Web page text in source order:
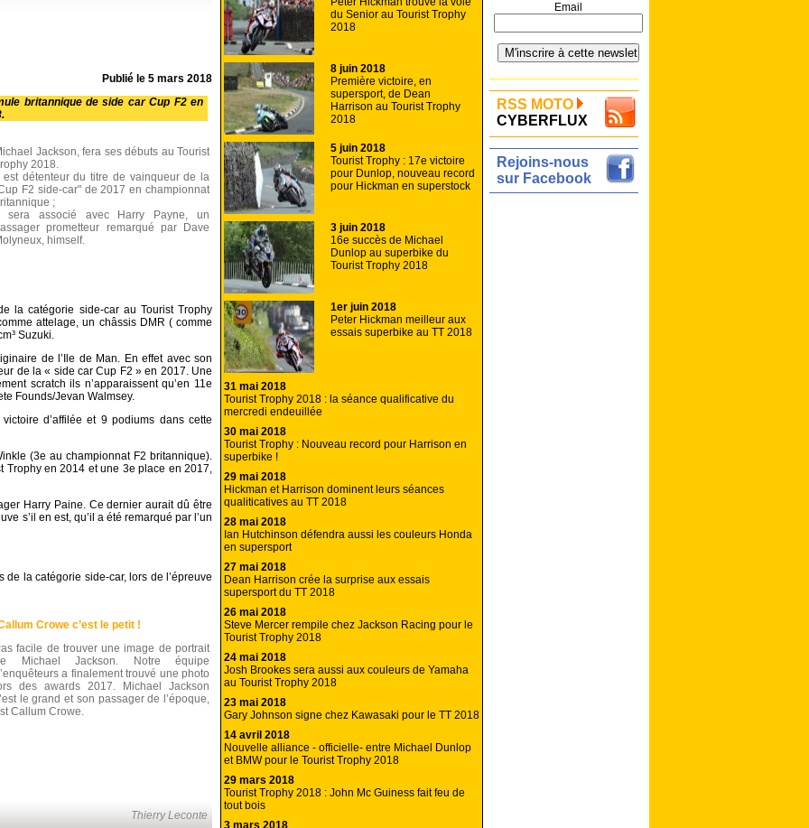
Publié le 5 mars 2018
britannique de side car Cup F2 en
Jackson, fera ses débuts au Tourist
2018.
est détenteur du titre de vainqueur de la
F2 side-car" de 2017 en championnat
;
sera associé avec Harry Payne, un
prometteur remarqué par Dave
himself.
la catégorie side-car au Tourist Trophy
attelage, un châssis DMR ( comme
Suzuki.
de l’Ile de Man. En effet avec son
de la « side car Cup F2 » en 2017. Une
scratch ils n’apparaissent qu’en 11e
Founds/Jevan Walmsey.
d’affilée et 9 podiums dans cette
(3e au championnat F2 britannique).
Trophy en 2014 et une 3e place en 2017,
Harry Paine. Ce dernier aurait dû être
s’il en est, qu’il a été remarqué par l’un
la catégorie side-car, lors de l’épreuve
Crowe c’est le petit !
facile de trouver une image de portrait
Michael Jackson. Notre équipe
a finalement trouvé une photo
des awards 2017. Michael Jackson
le grand et son passager de l’époque,
Callum Crowe.
Thierry Leconte
du Senior au Tourist Trophy
2018
8 juin 2018
Première victoire, en
supersport, de Dean
Harrison au Tourist Trophy
2018
5 juin 2018
Tourist Trophy : 17e victoire
pour Dunlop, nouveau record
pour Hickman en superstock
3 juin 2018
16e succès de Michael
Dunlop au superbike du
Tourist Trophy 2018
1er juin 2018
Peter Hickman meilleur aux
essais superbike au TT 2018
31 mai 2018
Tourist Trophy 2018 : la séance qualificative du
mercredi endeuillée
30 mai 2018
Tourist Trophy : Nouveau record pour Harrison en
superbike !
29 mai 2018
Hickman et Harrison dominent leurs séances
qualiticatives au TT 2018
28 mai 2018
Ian Hutchinson défendra aussi les couleurs Honda
en supersport
27 mai 2018
Dean Harrison crée la surprise aux essais
supersport du TT 2018
26 mai 2018
Steve Mercer rempile chez Jackson Racing pour le
Tourist Trophy 2018
24 mai 2018
Josh Brookes sera aussi aux couleurs de Yamaha
au Tourist Trophy 2018
23 mai 2018
Gary Johnson signe chez Kawasaki pour le TT 2018
14 avril 2018
Nouvelle alliance - officielle- entre Michael Dunlop
et BMW pour le Tourist Trophy 2018
29 mars 2018
Tourist Trophy 2018 : John Mc Guiness fait feu de
tout bois
3 mars 2018
Email
RSS MOTO
CYBERFLUX
Rejoins-nous
sur Facebook